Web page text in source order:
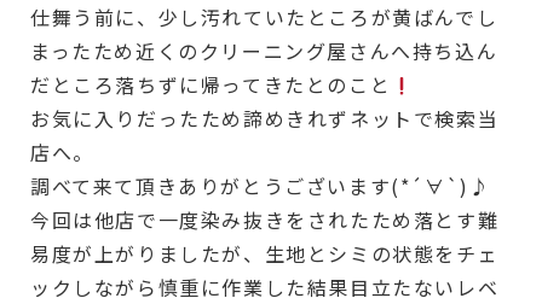
仕舞う前に、少し汚れていたところが黄ばんでし
まったため近くのクリーニング屋さんへ持ち込ん
だところ落ちずに帰ってきたとのこと
お気に入りだったため諦めきれずネットで検索当
店へ。
調べて来て頂きありがとうございます(*´∀`)♪
今回は他店で一度染み抜きをされたため落とす難
易度が上がりましたが、生地とシミの状態をチェ
ックしながら慎重に作業した結果目立たないレベ